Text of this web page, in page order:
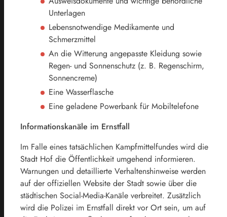
Unterlagen
Lebensnotwendige Medikamente und
Schmerzmittel
An die Witterung angepasste Kleidung sowie
Regen- und Sonnenschutz (z. B. Regenschirm,
Sonnencreme)
Eine Wasserflasche
Eine geladene Powerbank für Mobiltelefone
Informationskanäle im Ernstfall
Im Falle eines tatsächlichen Kampfmittelfundes wird die
Stadt Hof die Öffentlichkeit umgehend informieren.
Warnungen und detaillierte Verhaltenshinweise werden
auf der offiziellen Website der Stadt sowie über die
städtischen Social-Media-Kanäle verbreitet. Zusätzlich
wird die Polizei im Ernstfall direkt vor Ort sein, um auf